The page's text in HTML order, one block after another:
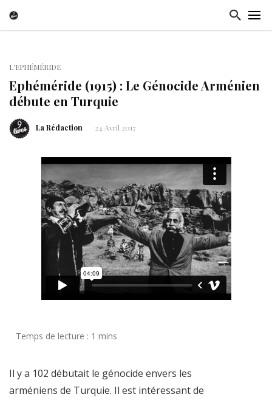
L'EPHÉMÉRIDE
Ephéméride (1915) : Le Génocide Arménien
débute en Turquie
La Rédaction 24 Avril 2017
Il y a 102 débutait le génocide envers les
arméniens de Turquie. Il est intéressant de